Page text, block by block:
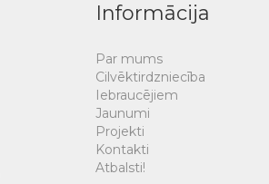
Informācija
Par mums
Cilvēktirdzniecība
Iebraucējiem
Jaunumi
Projekti
Kontakti
Atbalsti!